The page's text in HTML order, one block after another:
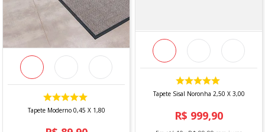
- Base: 100% Látex
Caracteristicas
- Variações de desenhos
- Design clássico
DIMENSÕES
- Largura: 45 cm
- Comprimento: 1,80 m
Tapete Moderno 0,45 X 1,80
Tapete Sisal Noronha 2,50 X 3,00
R$ 999,90